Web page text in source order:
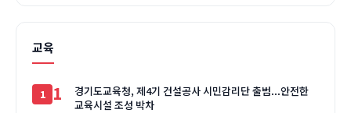
교육
1
경기도교육청, 제4기 건설공사 시민감리단 출범...안전한
교육시설 조성 박차